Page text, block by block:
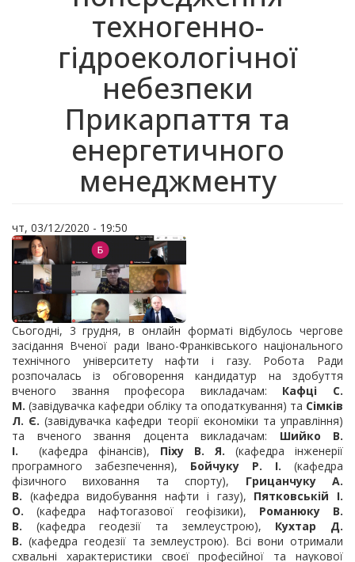
техногенно-
гідроекологічної
небезпеки
Прикарпаття та
енергетичного
менеджменту
чт, 03/12/2020 - 19:50
Сьогодні, 3 грудня, в онлайн форматі відбулось чергове
засідання Вченої ради Івано-Франківського національного
технічного університету нафти і газу. Робота Ради
розпочалась із обговорення кандидатур на здобуття
вченого звання професора викладачам: Кафці С.
М. (завідувачка кафедри обліку та оподаткування) та Сімків
Л. Є. (завідувачка кафедри теорії економіки та управління)
та вченого звання доцента викладачам: Шийко В.
І. (кафедра фінансів), Піху В. Я. (кафедра інженерії
програмного забезпечення), Бойчуку Р. І. (кафедра
фізичного виховання та спорту), Грицанчуку А.
В. (кафедра видобування нафти і газу), Пятковській І.
О. (кафедра нафтогазової геофізики), Романюку В.
В. (кафедра геодезії та землеустрою), Кухтар Д.
В. (кафедра геодезії та землеустрою). Всі вони отримали
схвальні характеристики своєї професійної та наукової